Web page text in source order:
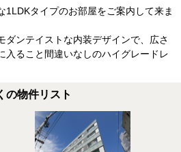
1LDKタイプのお部屋をご案内して来ま
ダンテイストな内装デザインで、広さ
入ること間違いなしのハイグレードレ
の物件リスト